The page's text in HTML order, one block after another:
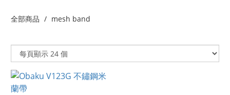
全部商品 mesh band